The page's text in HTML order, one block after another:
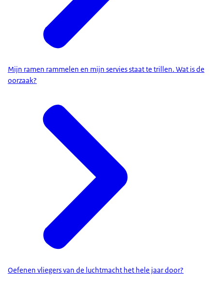
Mijn ramen rammelen en mijn servies staat te trillen. Wat is de
oorzaak?
Oefenen vliegers van de luchtmacht het hele jaar door?